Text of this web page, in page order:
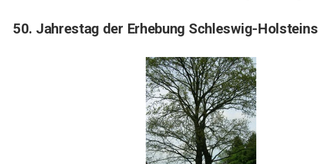
50. Jahrestag der Erhebung Schleswig-Holsteins